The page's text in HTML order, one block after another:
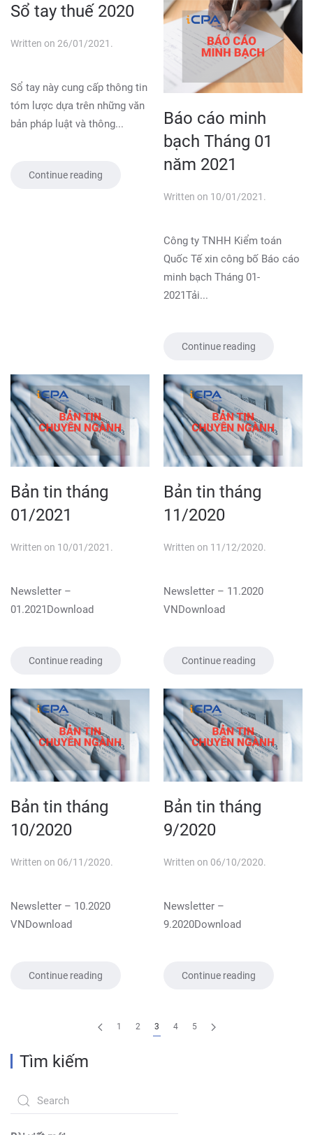
Sổ tay thuế 2020
Written on 26/01/2021 .
Sổ tay này cung cấp thông tin
tóm lược dựa trên những văn
bản pháp luật và thông...
Continue reading
Báo cáo minh
bạch Tháng 01
năm 2021
Written on 10/01/2021 .
Công ty TNHH Kiểm toán
Quốc Tế xin công bố Báo cáo
minh bạch Tháng 01-
2021Tải...
Continue reading
Bản tin tháng
01/2021
Written on 10/01/2021 .
Newsletter –
01.2021Download
Continue reading
Bản tin tháng
11/2020
Written on 11/12/2020.
Newsletter – 11.2020
VNDownload
Continue reading
Bản tin tháng
10/2020
Written on 06/11/2020.
Newsletter – 10.2020
VNDownload
Continue reading
Bản tin tháng
9/2020
Written on 06/10/2020.
Newsletter –
9.2020Download
Continue reading
1 2 3 4 5
Tìm kiếm